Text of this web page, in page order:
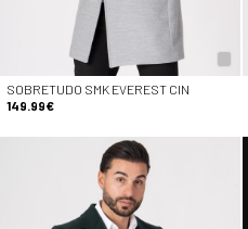
SOBRETUDO SMK EVEREST CIN
149.99€